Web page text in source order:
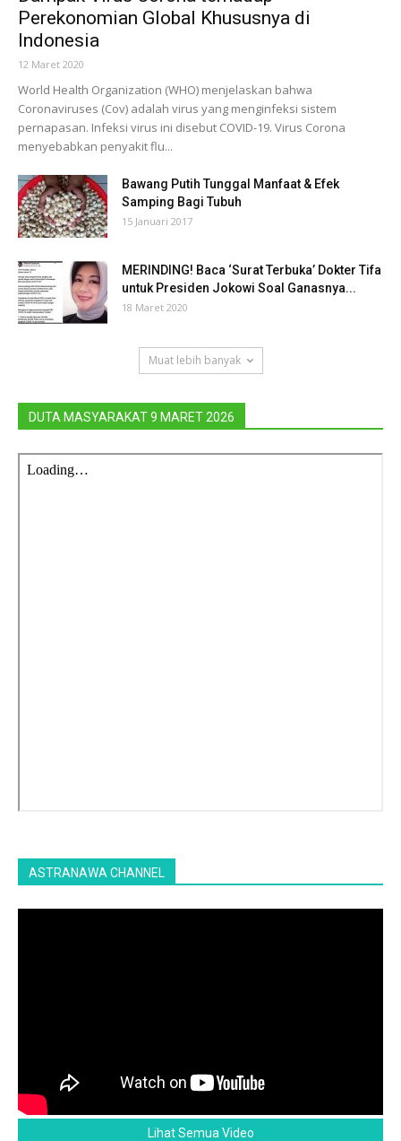
Perekonomian Global Khususnya di
Indonesia
12 Maret 2020
World Health Organization (WHO) menjelaskan bahwa
Coronaviruses (Cov) adalah virus yang menginfeksi sistem
pernapasan. Infeksi virus ini disebut COVID-19. Virus Corona
menyebabkan penyakit flu...
Bawang Putih Tunggal Manfaat & Efek
Samping Bagi Tubuh
15 Januari 2017
MERINDING! Baca ‘Surat Terbuka’ Dokter Tifa
untuk Presiden Jokowi Soal Ganasnya...
18 Maret 2020
Muat lebih banyak
DUTA MASYARAKAT 9 MARET 2026
ASTRANAWA CHANNEL
Lihat Semua Video